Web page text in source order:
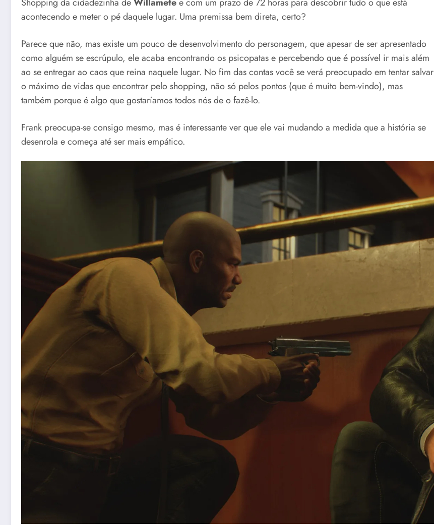
Shopping da cidadezinha deWillametee com um prazo de 72 horas para descobrir tudo o que está
acontecendo e meter o pé daquele lugar. Uma premissa bem direta, certo?
Parece que não, mas existe um pouco de desenvolvimento do personagem, que apesar de ser apresentado
como alguém se escrúpulo, ele acaba encontrando os psicopatas e percebendo que é possível ir mais além
ao se entregar ao caos que reina naquele lugar. No fim das contas você se verá preocupado em tentar salvar
o máximo de vidas que encontrar pelo shopping, não só pelos pontos (que é muito bem-vindo), mas
também porque é algo que gostaríamos todos nós de o fazê-lo.
Frank preocupa-se consigo mesmo, mas é interessante ver que ele vai mudando a medida que a história se
desenrola e começa até ser mais empático.